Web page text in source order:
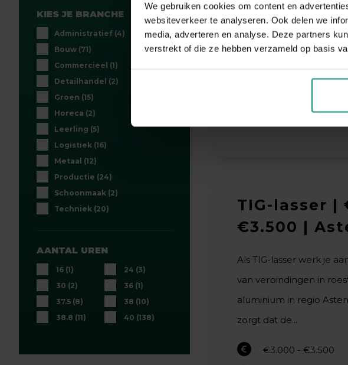
We gebruiken cookies om content en
websiteverkeer te analyseren. Ook delen we
media, adverteren en analyse. Deze partners
verstrekt of die ze hebben verzameld op basis
KIES JE BRANCHE
Administratief (4)
Bouw (71)
Commercieel (1)
Detailhandel (2)
Groen (15)
Horeca (2)
Leerling (5)
Logistiek (16)
Metaal (12)
Productie (24)
Schoonmaak (2)
Techniek (20)
AANTAL UREN
16 (1) 24 (3)
30 (2) 36 (1)
37.5 (8) 38 (10)
38.8 (11) 40 (138)
renovatieprojecten.
geef je goed advies
tegels voor elke ruimte.
€3.500 - €4.000
TIG-lasser |
€3.500 |
Als TIG-lasser werk je
van verbindingen in
aluminium in regio
zorgt dat de...
€3.000 - €3.500